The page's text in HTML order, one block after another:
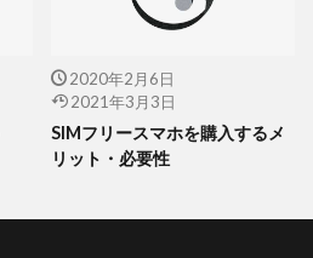
2020年2月6日
2021年3月3日
SIMフリースマホを購入するメ
リット・必要性